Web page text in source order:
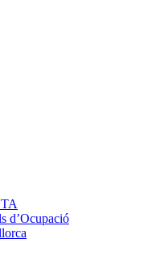
d’Ocupació